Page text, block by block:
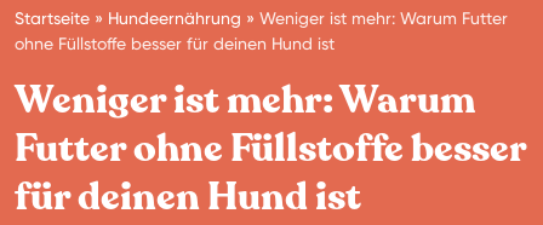
Startseite » Hundeernährung » Weniger ist mehr: Warum Futter
ohne Füllstoffe besser für deinen Hund ist
Weniger ist mehr: Warum
Futter ohne Füllstoffe besser
für deinen Hund ist